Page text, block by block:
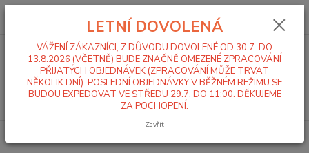
Menu
Hledat
0,00 Kč
LETNÍ DOVOLENÁ
VÁŽENÍ ZÁKAZNÍCI, Z DŮVODU DOVOLENÉ OD 30.7. DO
13.8.2026 (VČETNĚ) BUDE ZNAČNĚ OMEZENÉ ZPRACOVÁNÍ
PŘIJATÝCH OBJEDNÁVEK (ZPRACOVÁNÍ MŮŽE TRVAT
NĚKOLIK DNÍ). POSLEDNÍ OBJEDNÁVKY V BĚŽNÉM REŽIMU SE
BUDOU EXPEDOVAT VE STŘEDU 29.7. DO 11:00. DĚKUJEME
ZA POCHOPENÍ.
Zavřít